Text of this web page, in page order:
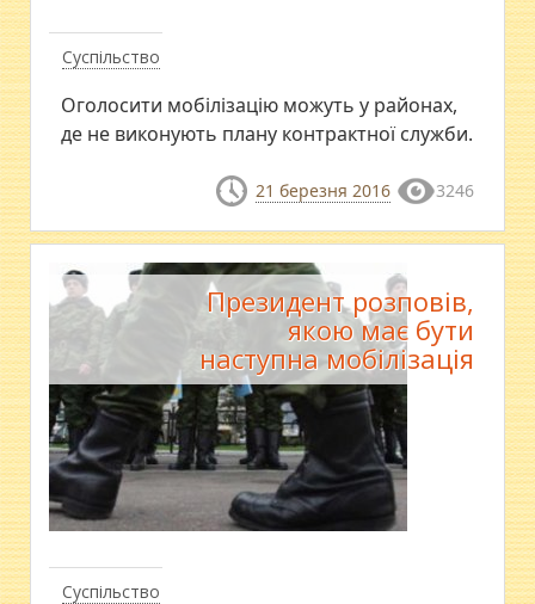
Суспільство
Оголосити мобілізацію можуть у районах,
де не виконують плану контрактної служби.
21 березня 2016 3246
Суспільство
Президент розповів,
якою має бути
наступна мобілізація